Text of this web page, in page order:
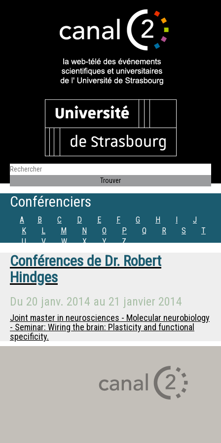
Conférenciers
A B C D E F G H I
J
K
L M N O P Q R S
T
U
V W X Y Z
Conférences de Dr. Robert
Hindges
Du 20 janv. 2014 au 21 janvier 2014
Joint master in neurosciences - Molecular neurobiology
- Seminar: Wiring the brain: Plasticity and functional
specificity.